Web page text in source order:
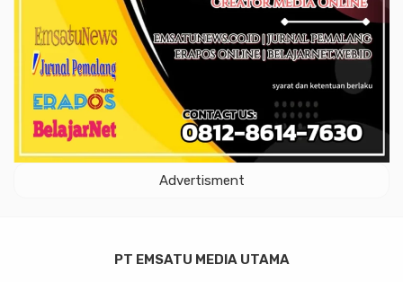
Advertisment
PT EMSATU MEDIA UTAMA